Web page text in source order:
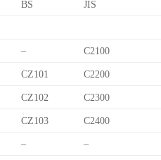
BS JIS
– C2100
CZ101 C2200
CZ102 C2300
CZ103 C2400
– –